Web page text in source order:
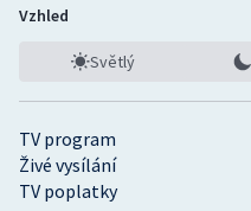
TV program
Živé vysílání
TV poplatky
Vzhled
Světlý